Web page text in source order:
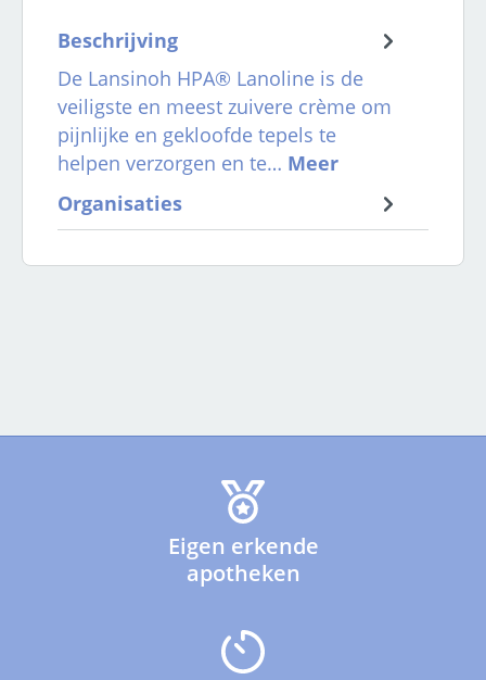
Beschrijving
De Lansinoh HPA® Lanoline is de
veiligste en meest zuivere crème om
pijnlijke en gekloofde tepels te
helpen verzorgen en te… Meer
Organisaties
Eigen erkende
apotheken